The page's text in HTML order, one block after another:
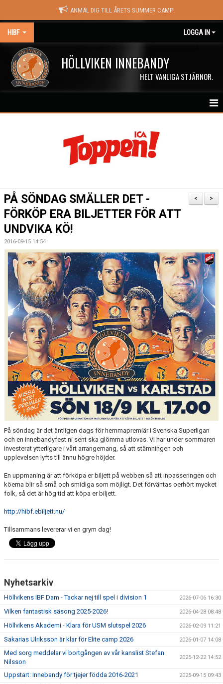
ANMÄL DIG TILL ÅRETS SUMMER CAMP!
HIBF LOGGA IN
HÖLLVIKEN INNEBANDY
HELT VANLIGA STJÄRNOR.
KALENDER
MEDLEMSKAP
OM FÖRENINGEN
KONTAKT
>
<
PÅ SÖNDAG SMÄLLER DET -
FÖRKÖP ERA BILJETTER FÖR ATT
UNDVIKA KÖ!
2016-09-15 14:54
På söndag är det äntligen dags för hemmapremiär i Svenska Superligan
och en innebandyfest ni sent ska glömma utlovas. Vi har under sommaren
investerat ytterligare i vårt arrangemang, så att stämningen och
upplevelsen lyfts till ännu högre höjder.
En uppmaning är att förköpa er biljett på webben så att inpasseringen och
köerna blir så små och smidiga som möjligt. Det förväntas oerhört mycket
folk, så det är hög tid att köpa er biljett.
http://hibf.ebiljett.nu/
Tillsammans levererar vi en grym dag!
Nyhetsarkiv
Höllvikens IBF Dam - Tackar nej till spel i division 1 2026-07-06 16:30
Vilken fantastisk säsong 2025-2026! 2026-04-28 08:48
Höllvikens Akademi - Klara för USM slutspel 2026 2026-02-09 11:21
Sakarias Ulriksson är klar för Elite camp 2026 2026-01-07 14:08
Med sorg meddelar vi bortgången av vår kanslist Stefan
Nilsson
2025-12-22 14:52
Uppstart: Innebandy för tjejer födda 2016-2021 2025-09-15 09:43